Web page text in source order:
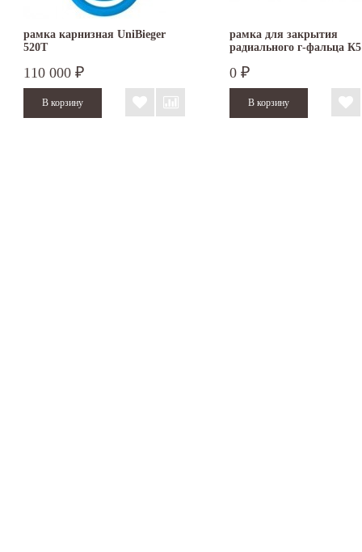
рамка карнизная UniBieger
520T
110 000 ₽
рамка для закрытия
радиального г-фальца К5
0 ₽